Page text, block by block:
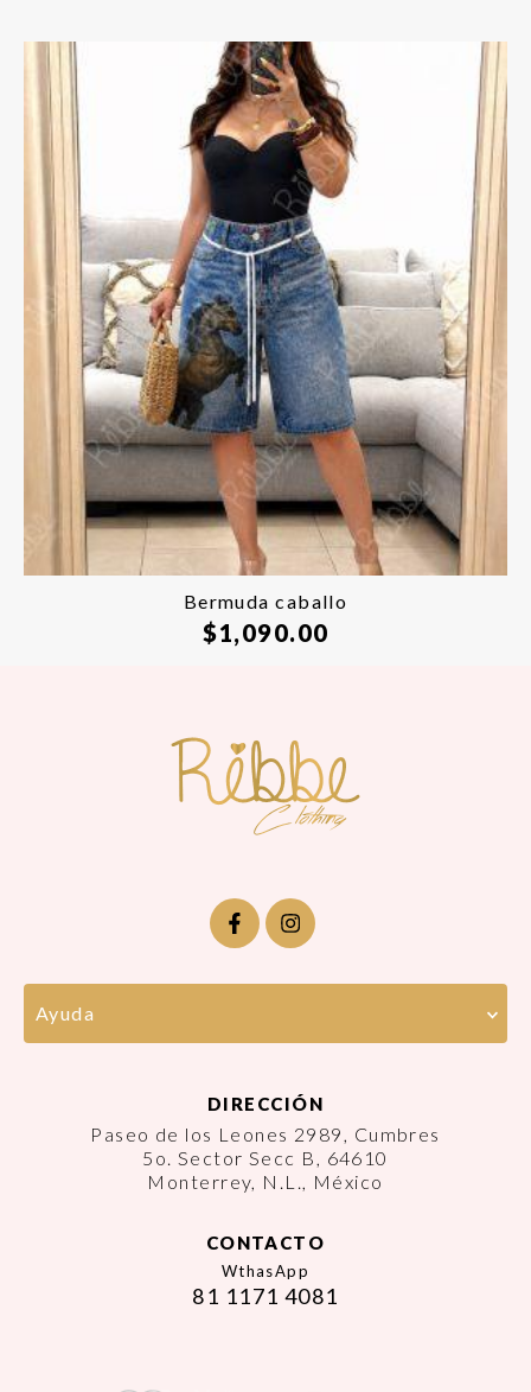
Bermuda caballo
$1,090.00
Ayuda
DIRECCIÓN
Paseo de los Leones 2989, Cumbres
5o. Sector Secc B, 64610
Monterrey, N.L., México
CONTACTO
WthasApp
81 1171 4081